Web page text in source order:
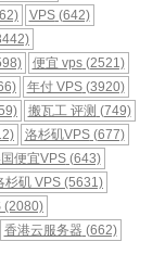
VPS(642)
便宜 vps(2521)
年付 VPS(3920)
搬瓦工 评测 (749)
洛杉矶VPS(677)
便宜VPS(643)
杉矶 VPS (5631)
(2080)
香港云服务器 (662)